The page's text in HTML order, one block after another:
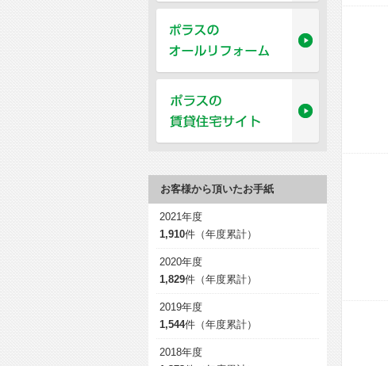
お客様から頂いたお手紙
2021年度
1,910件（年度累計）
2020年度
1,829件（年度累計）
2019年度
1,544件（年度累計）
2018年度